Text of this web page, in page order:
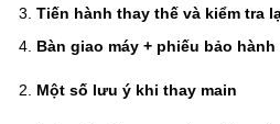
Tiến hành thay thế và kiểm tra
Bàn giao máy + phiếu bảo hành
Một số lưu ý khi thay main